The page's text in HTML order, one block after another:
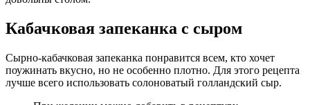
Кабачковая запеканка с сыром
Сырно-кабачковая запеканка понравится всем, кто хочет
поужинать вкусно, но не особенно плотно. Для этого рецепта
лучше всего использовать солоноватый голландский сыр.